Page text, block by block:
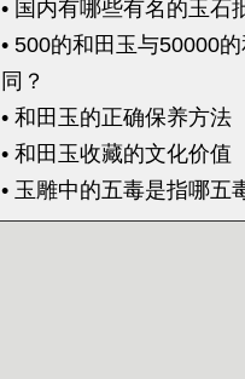
• 国内有哪些有名的玉石
• 500的和田玉与50000
同？
• 和田玉的正确保养方法
• 和田玉收藏的文化价值
• 玉雕中的五毒是指哪五